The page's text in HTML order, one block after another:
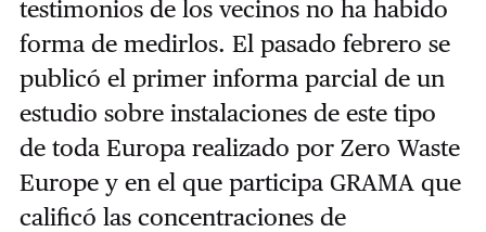
testimonios de los vecinos no ha habido
forma de medirlos. El pasado febrero se
publicó el primer informa parcial de un
estudio sobre instalaciones de este tipo
de toda Europa realizado por Zero Waste
Europe y en el que participa GRAMA que
calificó las concentraciones de